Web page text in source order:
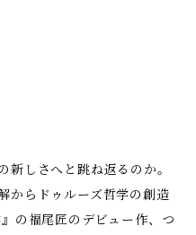
新しさへと跳ね返るのか。
からドゥルーズ哲学の創造
の福尾匠のデビュー作、つ